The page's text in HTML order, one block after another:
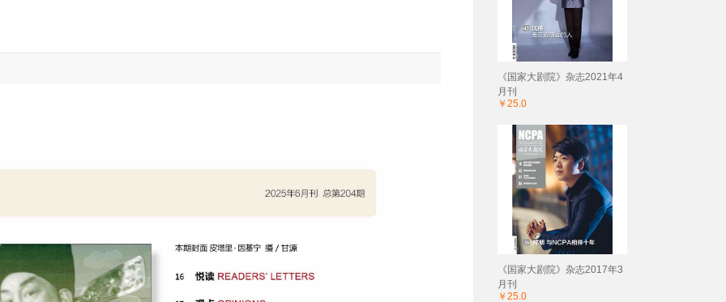
《国家大剧院》杂志2021年4
月刊
￥25.0
《国家大剧院》杂志2017年3
月刊
￥25.0